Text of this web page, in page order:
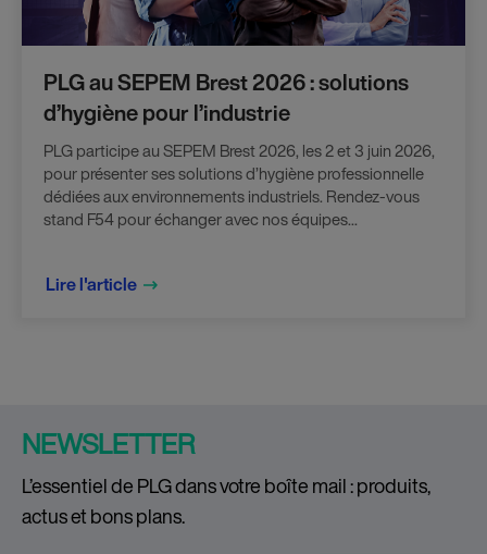
PLG au SEPEM Brest 2026 : solutions
d’hygiène pour l’industrie
PLG participe au SEPEM Brest 2026, les 2 et 3 juin 2026,
pour présenter ses solutions d’hygiène professionnelle
dédiées aux environnements industriels. Rendez-vous
stand F54 pour échanger avec nos équipes...
Lire l'article
NEWSLETTER
L’essentiel de PLG dans votre boîte mail : produits,
actus et bons plans.